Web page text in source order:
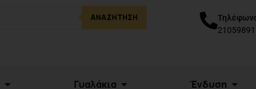
ΑΝΑΖΉΤΗΣΗ
Γυαλάκια Ένδυση